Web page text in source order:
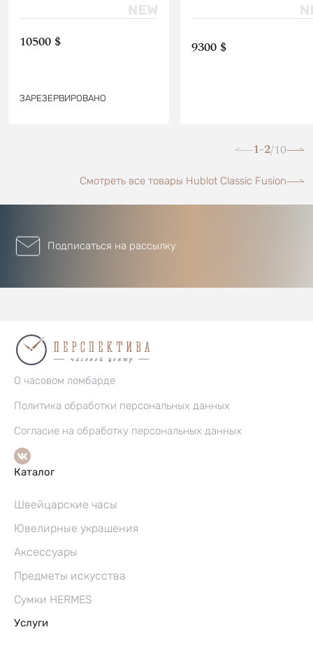
10500 $
ЗАРЕЗЕРВИРОВАНО
9300 $
1-2/10
Смотреть все товары Hublot Classic Fusion
Подписаться на рассылку
О часовом ломбарде
Политика обработки персональных данных
Согласие на обработку персональных данных
Каталог
Швейцарские часы
Ювелирные украшения
Аксессуары
Предметы искусства
Сумки HERMES
Услуги